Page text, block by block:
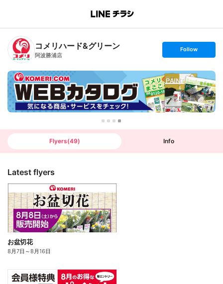
B
n
T
コメリハード&グリーン
阿波勝浦店
s
t
o
l
l
o
w
Follow
Flyers(49) Info
Latest flyers
お盆切花
8月7日 ～8月16日